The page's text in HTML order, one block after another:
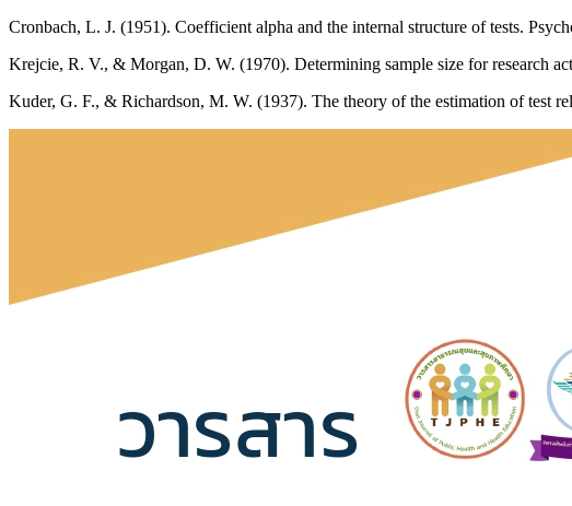
Cronbach, L. J. (1951). Coefficient alpha and the internal structure of tests.
Krejcie, R. V., & Morgan, D. W. (1970). Determining sample size for research
Kuder, G. F., & Richardson, M. W. (1937). The theory of the estimation of test